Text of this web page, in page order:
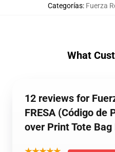
Categorías: Fuerza
What
12 reviews for
FRESA (Código de
over Print Tote Bag